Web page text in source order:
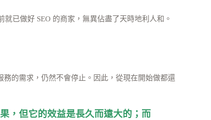
已做好 SEO 的商家，無異佔盡了天時地利人和。
的需求，仍然不會停止。因此，從現在開始做都還
，但它的效益是長久而遠大的；而